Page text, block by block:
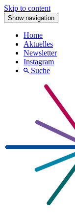
Skip to content
Show navigation
Home
Aktuelles
Newsletter
Instagram
Suche